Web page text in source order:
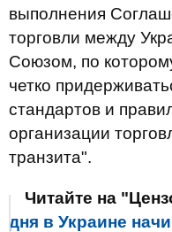
выполнения
торговли между
Союзом, по
четко
стандартов и
организации
транзита".
Читайте на
дня в Украине